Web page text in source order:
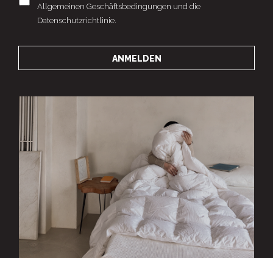
Allgemeinen Geschäftsbedingungen und die
Datenschutzrichtlinie.